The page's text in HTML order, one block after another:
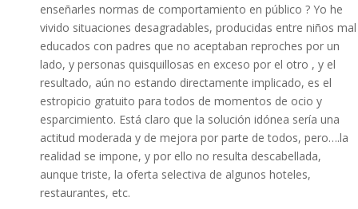
enseñarles normas de comportamiento en público ? Yo he
vivido situaciones desagradables, producidas entre niños mal
educados con padres que no aceptaban reproches por un
lado, y personas quisquillosas en exceso por el otro , y el
resultado, aún no estando directamente implicado, es el
estropicio gratuito para todos de momentos de ocio y
esparcimiento. Está claro que la solución idónea sería una
actitud moderada y de mejora por parte de todos, pero….la
realidad se impone, y por ello no resulta descabellada,
aunque triste, la oferta selectiva de algunos hoteles,
restaurantes, etc.